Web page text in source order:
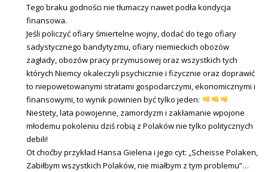
Tego braku godności nie tłumaczy nawet podła kondycja
finansowa.
Jeśli policzyć ofiary śmiertelne wojny, dodać do tego ofiary
sadystycznego bandytyzmu, ofiary niemieckich obozów
zagłady, obozów pracy przymusowej oraz wszystkich tych
których Niemcy okaleczyli psychicznie i fizycznie oraz doprawić
to niepowetowanymi stratami gospodarczymi, ekonomicznymi i
finansowymi, to wynik powinien być tylko jeden:
Niestety, lata powojenne, zamordyzm i zakłamanie wpojone
młodemu pokoleniu dziś robią z Polaków nie tylko politycznych
debili!
Ot choćby przykład Hansa Gielena i jego cyt: „Scheisse Polaken,
Zabiłbym wszystkich Polaków, nie miałbym z tym problemu”…